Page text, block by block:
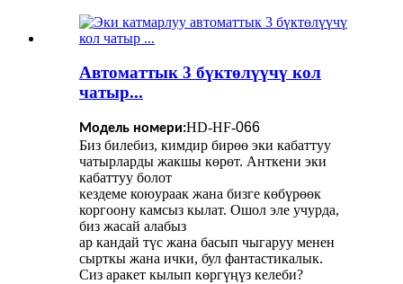
Автоматтык 3 бүктөлүүчү кол
чатыр...
Модель номери:HD-HF-066
Биз билебиз, кимдир бирөө эки кабаттуу
чатырларды жакшы көрөт. Анткени эки
кабаттуу болот
кездеме коюураак жана бизге көбүрөөк
коргоону камсыз кылат. Ошол эле учурда,
биз жасай алабыз
ар кандай түс жана басып чыгаруу менен
сырткы жана ички, бул фантастикалык.
Сиз аракет кылып көргүңүз келеби?